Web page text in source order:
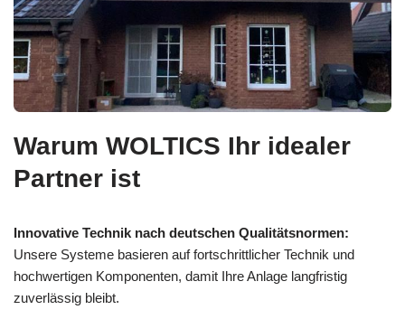
Warum WOLTICS Ihr idealer
Partner ist
Innovative Technik nach deutschen Qualitätsnormen:
Unsere Systeme basieren auf fortschrittlicher Technik und
hochwertigen Komponenten, damit Ihre Anlage langfristig
zuverlässig bleibt.